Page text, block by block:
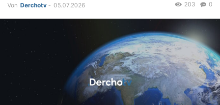
Von Derchotv - 05.07.2026 0
203